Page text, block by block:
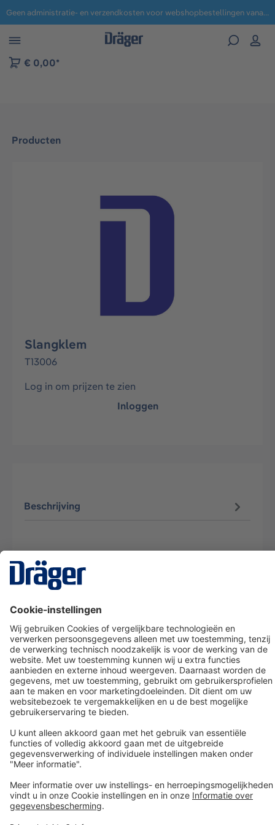
naar navigatie B2B-platform Geen administratie- en verzendkosten voor webshopbestellingen vanaf € 100,-.
€ 0,00*
Producten
Afbeeldingengalerij overslaan
Slangklem
T13006
Log in om prijzen te zien
Inloggen
Beschrijving
Dräger klantenservice
Over Dräger
Bestellen in onze webshop
Community